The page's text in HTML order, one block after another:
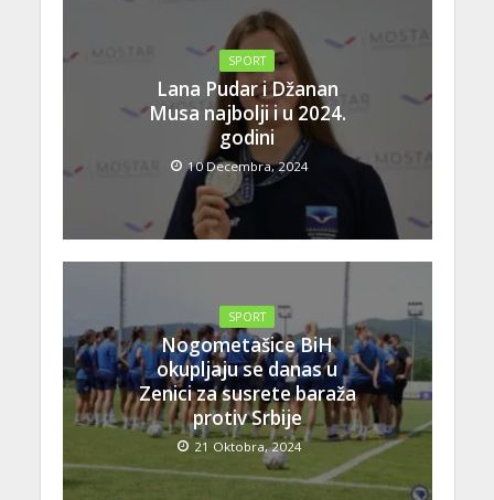
SPORT
Lana Pudar i Džanan
Musa najbolji i u 2024.
godini
10 Decembra, 2024
SPORT
Nogometašice BiH
okupljaju se danas u
Zenici za susrete baraža
protiv Srbije
21 Oktobra, 2024